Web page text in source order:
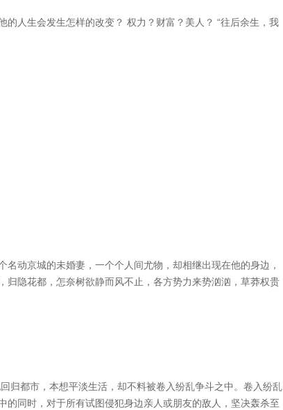
人生会发生怎样的改变？ 权力？财富？美人？ “往后余生，我
动京城的未婚妻，一个个人间尤物，却相继出现在他的身边，
隐花都，怎奈树欲静而风不止，各方势力来势汹汹，草莽权贵
远必诛！”——秦风。
归都市，本想平淡生活，却不料被卷入纷乱争斗之中。卷入纷乱
同时，对于所有试图侵犯身边亲人或朋友的敌人，坚决轰杀至